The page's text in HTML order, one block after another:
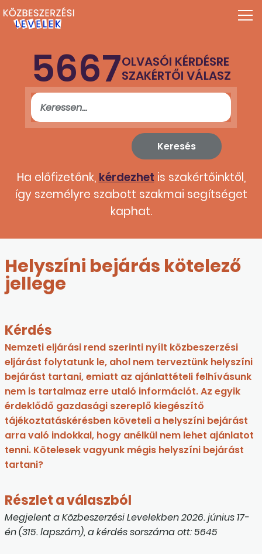
5667OLVASÓI KÉRDÉSRE
SZAKÉRTŐI VÁLASZ
Ha előfizetőnk, kérdezhet is szakértőinktől,
így személyre szabott szakmai segítséget
kaphat.
Helyszíni bejárás kötelező
jellege
Kérdés
Nemzeti eljárási rend szerinti nyílt közbeszerzési
eljárást folytatunk le, ahol nem terveztünk helyszíni
bejárást tartani, emiatt az ajánlattételi felhívásunk
nem is tartalmaz erre utaló információt. Az egyik
érdeklődő gazdasági szereplő kiegészítő
tájékoztatáskérésben követeli a helyszíni bejárást
arra való indokkal, hogy anélkül nem lehet ajánlatot
tenni. Kötelesek vagyunk mégis helyszíni bejárást
tartani?
Részlet a válaszból
Megjelent a Közbeszerzési Levelekben 2026. június 17-
én (315. lapszám), a kérdés sorszáma ott: 5645